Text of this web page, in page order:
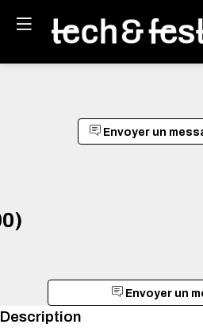
Envoyer un
Envoyer un
Description